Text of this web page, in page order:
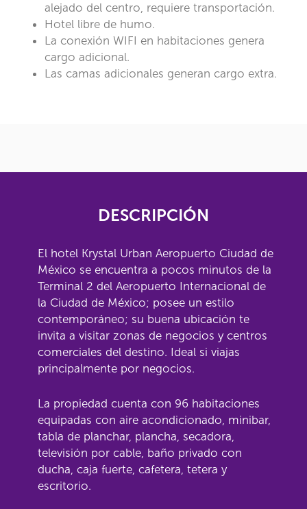
alejado del centro, requiere transportación.
Hotel libre de humo.
La conexión WIFI en habitaciones genera
cargo adicional.
Las camas adicionales generan cargo extra.
DESCRIPCIÓN
El hotel Krystal Urban Aeropuerto Ciudad de
México se encuentra a pocos minutos de la
Terminal 2 del Aeropuerto Internacional de
la Ciudad de México; posee un estilo
contemporáneo; su buena ubicación te
invita a visitar zonas de negocios y centros
comerciales del destino. Ideal si viajas
principalmente por negocios.
La propiedad cuenta con 96 habitaciones
equipadas con aire acondicionado, minibar,
tabla de planchar, plancha, secadora,
televisión por cable, baño privado con
ducha, caja fuerte, cafetera, tetera y
escritorio.